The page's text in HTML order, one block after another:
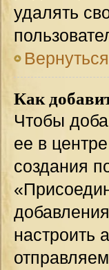
удалять
Как
Чтобы
ее в
создания
настроить